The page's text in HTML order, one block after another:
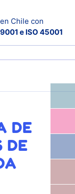
Chile con
e ISO 45001
DE
DE